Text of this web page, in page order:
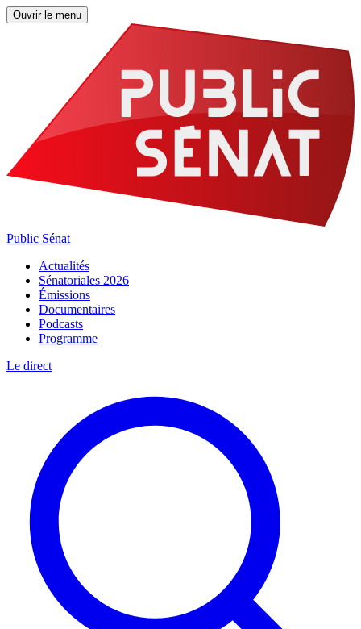
Ouvrir le menu
Public Sénat
Actualités
Sénatoriales 2026
Émissions
Documentaires
Podcasts
Programme
Le direct